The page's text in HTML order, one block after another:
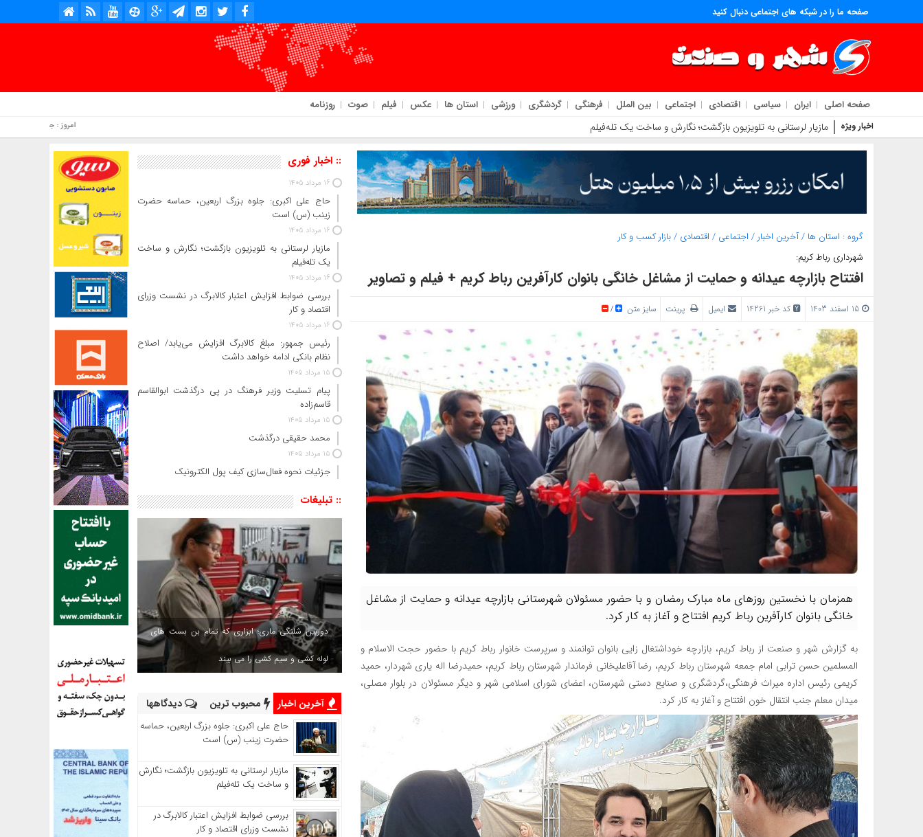
صفحه ما را در شبکه های اجتماعی دنبال کنید
صفحه اصلی ایران سیاسی اقتصادی اجتماعی بین الملل فرهنگی گردشگری ورزشی استان ها عکس فیلم صوت روزنامه
اخبار ویژه مازیار لرستانی به تلویزیون بازگشت؛ نگارش و ساخت یک تله‌فیلم امروز : جمعه, ۱۶ مرداد , ۱۴۰۵ .::. برابر با : Friday, 7 August , 2026 .::. اخبار منتشر شده : 4 خبر
گروه : استان ها /آخرین اخبار / اجتماعی / اقتصادی /بازار کسب و کار
شهرداری رباط کریم:
افتتاح بازارچه عیدانه و حمایت از مشاغل خانگی بانوان کارآفرین رباط کریم + فیلم و تصاویر
کد خبر 14261 ایمیل پرینت سایز متن /
همزمان با نخستین روزهای ماه مبارک رمضان و با حضور مسئولان شهرستانی بازارچه عیدانه و حمایت از مشاغل
خانگی بانوان کارآفرین رباط کریم افتتاح و آغاز به کار کرد.
به گزارش شهر و صنعت از رباط کریم، بازارچه خوداشتغال زایی بانوان توانمند و سرپرست خانوار رباط کریم با حضور حجت الاسلام و
المسلمین حسن ترابی امام جمعه شهرستان رباط کریم، رضا آقاعلیخانی فرماندار شهرستان رباط کریم، حمیدرضا اله یاری شهردار، حمید
کریمی رئیس اداره میراث فرهنگی،گردشگری و صنایع دستی شهرستان، اعضای شورای اسلامی شهر و دیگر مسئولان در بلوار مصلی،
میدان معلم جنب انتقال خون افتتاح و آغاز به کار کرد.
:: اخبار فوری
16 مرداد 1405
حاج‌ علی‌ اکبری: جلوه بزرگ اربعین، حماسه حضرت
زینب (س) است
16 مرداد 1405
مازیار لرستانی به تلویزیون بازگشت؛ نگارش و ساخت
یک تله‌فیلم
16 مرداد 1405
بررسی ضوابط افزایش اعتبار کالابرگ در نشست وزرای
اقتصاد و کار
16 مرداد 1405
رئیس‌ جمهور: مبلغ کالابرگ افزایش می‌یابد/ اصلاح
نظام بانکی ادامه خواهد داشت
15 مرداد 1405
پیام تسلیت وزیر فرهنگ در پی درگذشت ابوالقاسم
قاسم‌زاده
15 مرداد 1405
محمد حقیقی درگذشت
15 مرداد 1405
جزئیات نحوه فعال‌سازی کیف پول الکترونیک
:: تبلیغات
دوربین شلنگی ماری؛ ابزاری که تمام بن بست های
لوله کشی و سیم کشی را می بیند
آخرین اخبار محبوب ترین دیدگاهها
حاج‌ علی‌ اکبری: جلوه بزرگ اربعین، حماسه
حضرت زینب (س) است
مازیار لرستانی به تلویزیون بازگشت؛ نگارش
و ساخت یک تله‌فیلم
بررسی ضوابط افزایش اعتبار کالابرگ در
نشست وزرای اقتصاد و کار